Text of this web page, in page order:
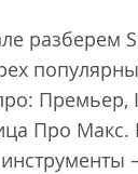
разберем
Премьер,
Про Макс.